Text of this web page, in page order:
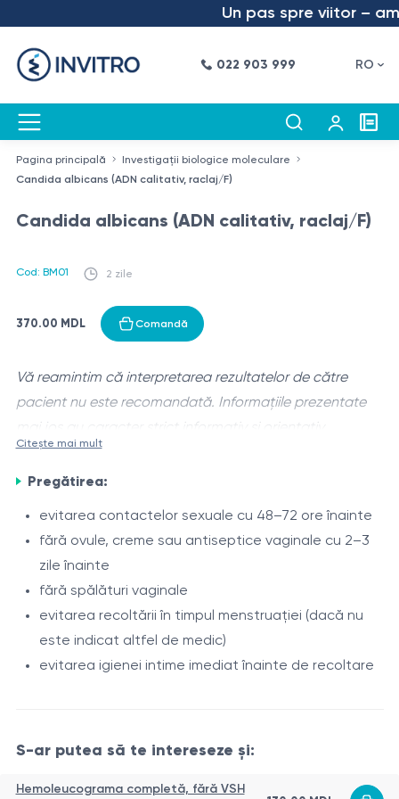
Un pas spre viitor –
022 903 999 RO
Pagina principală
Investigații biologice moleculare
Candida albicans (ADN calitativ, raclaj/F)
Candida albicans (ADN calitativ, raclaj/F)
Cod: BM01 2 zile
370.00 MDL Comandă
Vă reamintim că interpretarea rezultatelor de către
pacient nu este recomandată. Informațiile prezentate
mai jos au caracter strict informativ și orientativ.
oportunistă care poate face parte din microbiota
normală a organismului uman, inclusiv la nivelul
intestinului, cavității bucale și mucoasei tractului
urogenital.
În anumite condiții, precum dezechilibrul florei
microbiene sau scăderea imunității, Candida albicans
se poate multiplica excesiv, determinând infecția
fungică denumită candidoză.
Analiza PCR permite detectarea ADN-ului Candida
albicans în proba biologică și confirmarea prezenței
simptome de candidoză vaginală (prurit, senzație
Citește mai mult
Pregătirea:
evitarea contactelor sexuale cu 48–72 ore înainte
fără ovule, creme sau antiseptice vaginale cu 2–3
zile înainte
fără spălături vaginale
evitarea recoltării în timpul menstruației (dacă nu
este indicat altfel de medic)
evitarea igienei intime imediat înainte de recoltare
S-ar putea să te intereseze și:
Hemoleucograma completă, fără VSH